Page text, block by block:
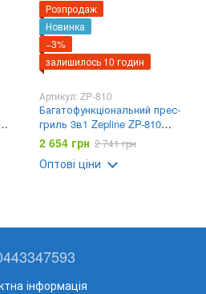
Розпродаж
Новинка
−3%
залишилось 10 годин
Артикул: ZP-810
Багатофункціональний прес-
гриль 3в1 Zepline ZP-810
3500W
2 654 грн 2 741 грн
Оптові ціни
інформація